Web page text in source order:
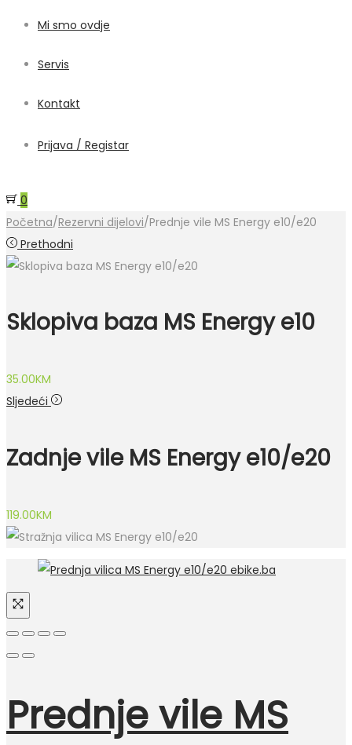
Mi smo ovdje
Servis
Kontakt
Prijava / Registar
0
Početna/Rezervni dijelovi/Prednje vile MS Energy e10/e20
Prethodni
Sklopiva baza MS Energy e10
35.00KM
Sljedeći
Zadnje vile MS Energy e10/e20
119.00KM
Prednje vile MS